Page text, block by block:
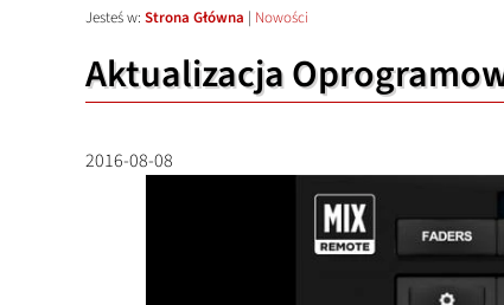
Jesteś w: Strona Główna | Nowości
Aktualizacja
2016-08-08